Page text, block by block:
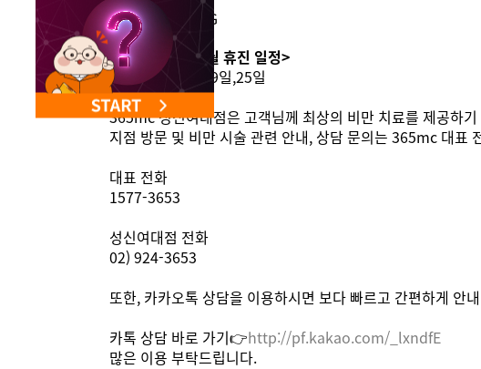
<성신여대점 12월 휴진 일정>
4일,11일,18일,19일,25일
365mc 성신여대점은 고객님께 최상의 비만 치료를 제공하
지점 방문 및 비만 시술 관련 안내, 상담 문의는 365mc 대표
대표 전화
1577-3653
성신여대점 전화
02) 924-3653
또한, 카카오톡 상담을 이용하시면 보다 빠르고 간편하게 안
카톡 상담 바로 가기👉http://pf.kakao.com/_lxndfE
많은 이용 부탁드립니다.